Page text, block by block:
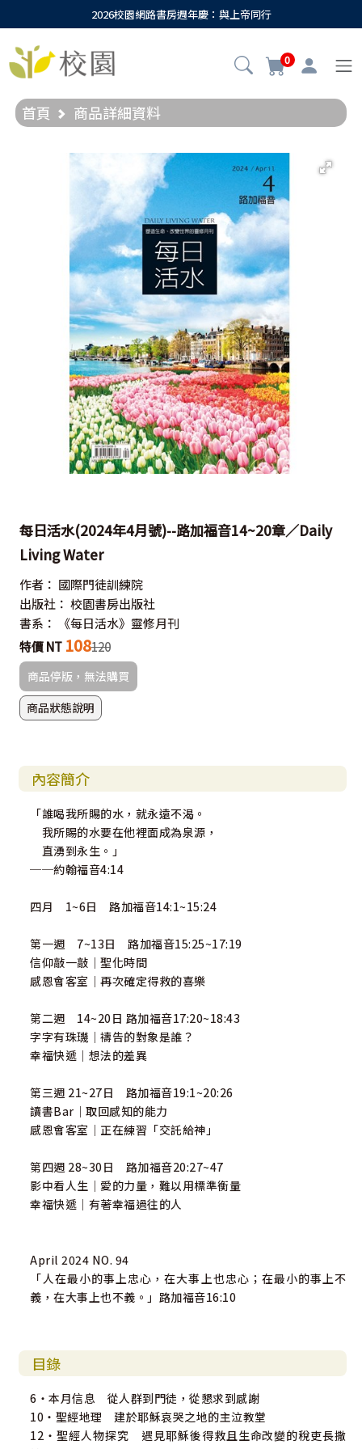
2026校園網路書房週年慶：與上帝同行
0
首頁 商品詳細資料
每日活水(2024年4月號)--路加福音14~20章／Daily
Living Water
作者： 國際門徒訓練院
出版社： 校園書房出版社
書系：
《每日活水》靈修月刊
特價 NT 108120
商品停版，無法購買
商品狀態說明
內容簡介
「誰喝我所賜的水，就永遠不渴。
我所賜的水要在他裡面成為泉源，
直湧到永生。」
──約翰福音4:14
四月 1~6日 路加福音14:1~15:24
第一週 7~13日 路加福音15:25~17:19
信仰敲一敲｜聖化時間
感恩會客室｜再次確定得救的喜樂
第二週 14~20日 路加福音17:20~18:43
字字有珠璣｜禱告的對象是誰？
幸福快遞｜想法的差異
第三週 21~27日 路加福音19:1~20:26
讀書Bar｜取回感知的能力
感恩會客室｜正在練習「交託給神」
第四週 28~30日 路加福音20:27~47
影中看人生｜愛的力量，難以用標準衡量
幸福快遞｜有著幸福過往的人
April 2024 NO. 94
「人在最小的事上忠心，在大事上也忠心；在最小的事上不
義，在大事上也不義。」路加福音16:10
目錄
6・本月信息 從人群到門徒，從懇求到感謝
10・聖經地理 建於耶穌哀哭之地的主泣教堂
12・聖經人物探究 遇見耶穌後得救且生命改變的稅吏長撒